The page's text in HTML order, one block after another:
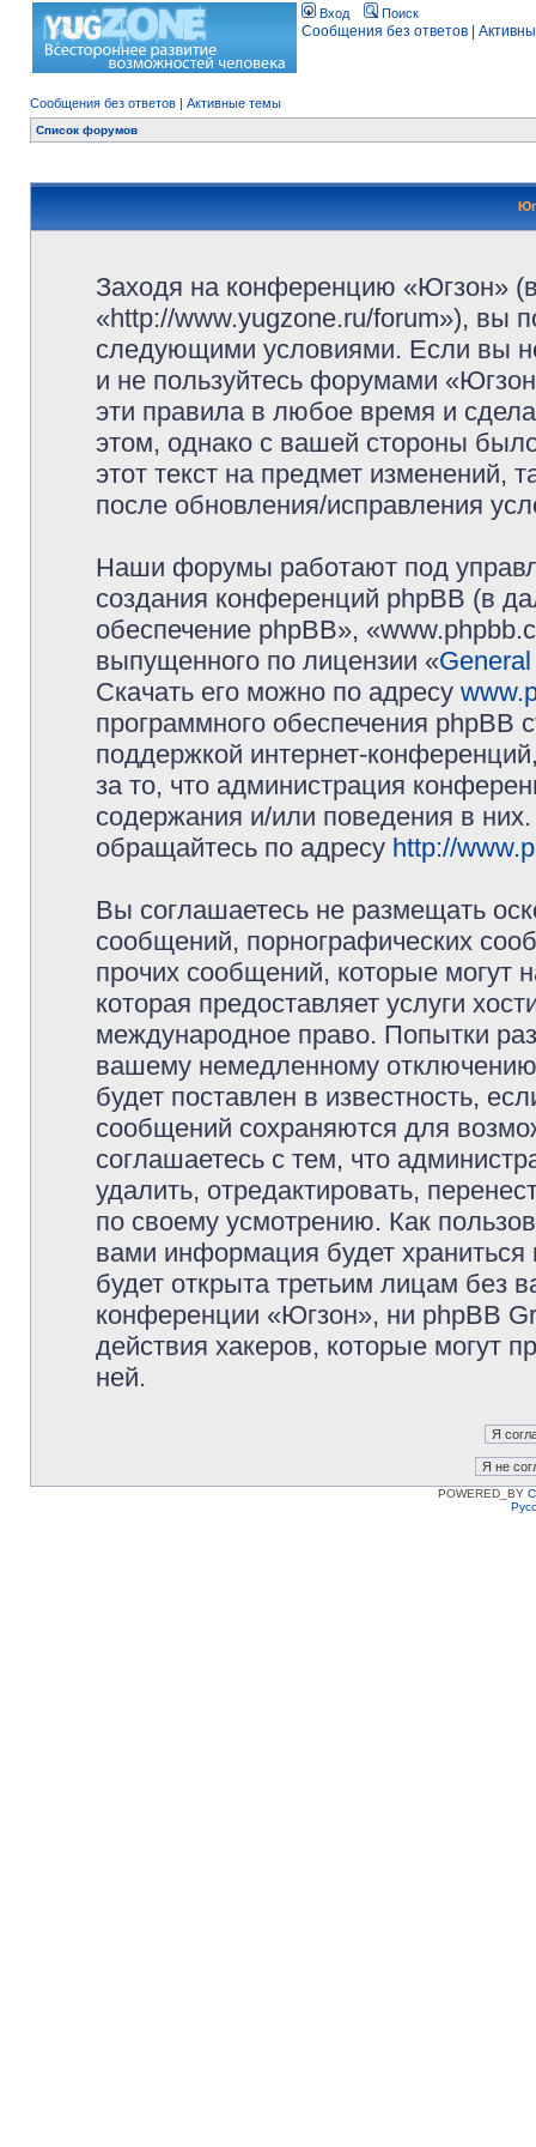
Вход Поиск
Сообщения без ответов
Сообщения без ответов | Активные темы
Список форумов
Заходя на конференцию «Югзон»
«http://www.yugzone.ru/forum»), вы
следующими условиями. Если вы
и не пользуйтесь форумами
эти правила в любое время и
этом, однако с вашей стороны
этот текст на предмет изменений,
после обновления/исправления
Наши форумы работают под
создания конференций phpBB (в
обеспечение phpBB»,
выпущенного по лицензии «
Скачать его можно по адресу
программного обеспечения phpBB
поддержкой интернет-
за то, что администрация
содержания и/или поведения в
обращайтесь по адресу http://
Вы соглашаетесь не размещать
сообщений, порнографических
прочих сообщений, которые могут
которая предоставляет услуги
международное право. Попытки
вашему немедленному
будет поставлен в известность,
сообщений сохраняются для
соглашаетесь с тем, что
удалить, отредактировать,
по своему усмотрению. Как
вами информация будет
будет открыта третьим лицам без
конференции «Югзон», ни phpBB
действия хакеров, которые могут
ней.
POWERED_BY